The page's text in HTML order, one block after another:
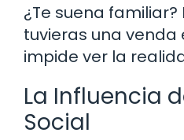
¿Te suena familiar?
tuvieras una venda
impide ver la
La Influencia
Social